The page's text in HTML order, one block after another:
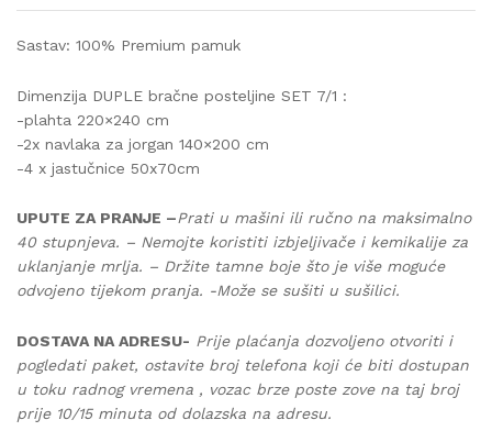
jorgan
Sastav: 100% Premium pamuk
Dimenzija DUPLE bračne posteljine SET 7/1 :
-plahta 220×240 cm
-2x navlaka za jorgan 140×200 cm
-4 x jastučnice 50x70cm
UPUTE ZA PRANJE –Prati u mašini ili ručno na maksimalno
40 stupnjeva. – Nemojte koristiti izbjeljivače i kemikalije za
uklanjanje mrlja. – Držite tamne boje što je više moguće
odvojeno tijekom pranja. -Može se sušiti u sušilici.
DOSTAVA NA ADRESU- Prije plaćanja dozvoljeno otvoriti i
pogledati paket, ostavite broj telefona koji će biti dostupan
u toku radnog vremena , vozac brze poste zove na taj broj
prije 10/15 minuta od dolazska na adresu.